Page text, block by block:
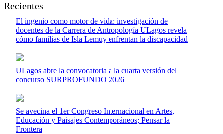
Recientes
El ingenio como motor de vida: investigación de
docentes de la Carrera de Antropología ULagos revela
cómo familias de Isla Lemuy enfrentan la discapacidad
ULagos abre la convocatoria a la cuarta versión del
concurso SURPROFUNDO 2026
Se avecina el 1er Congreso Internacional en Artes,
Educación y Paisajes Contemporáneos; Pensar la
Frontera